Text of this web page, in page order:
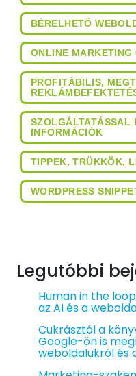
BÉRELHETŐ
ONLINE MARKETING
PROFITÁBILIS,
SZOLGÁLTATÁSSAL
INFORMÁCIÓK
TIPPEK, TRÜKKÖK,
WORDPRESS
Legutóbbi
Human in the
az AI és a
Cukrásztól a
Google-ön is
weboldalukról és